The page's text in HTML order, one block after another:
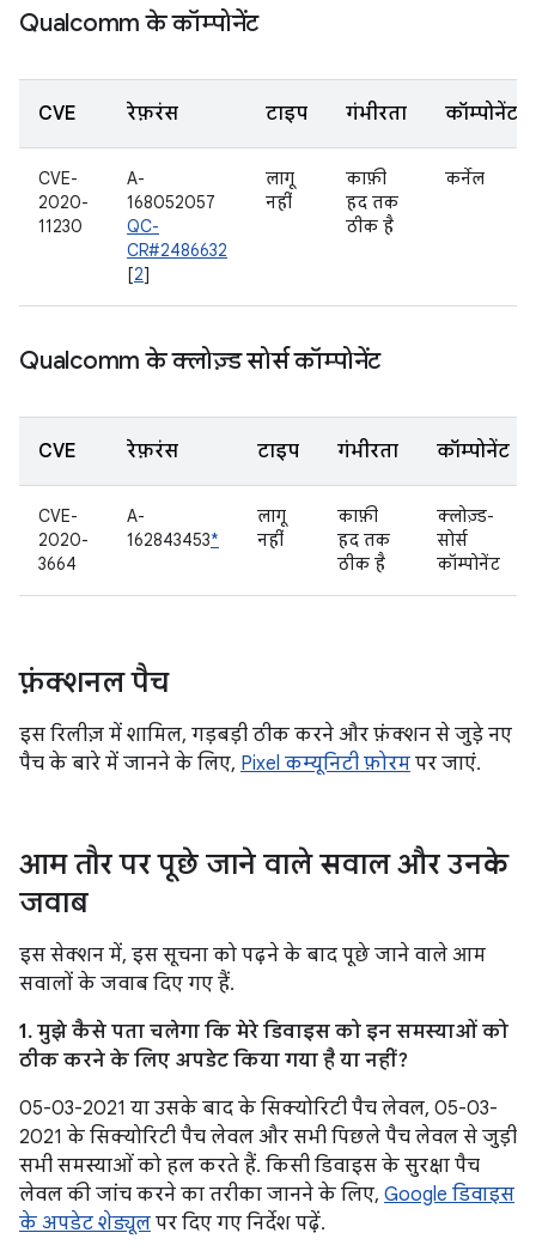
Qualcomm के कॉम्पोनेंट
CVE रेफ़रंस टाइप गंभीरता कॉम्पोनेंट
CVE-
2020-
11230
A-
168052057
QC-
CR#2486632
[2]
लागू
नहीं
काफ़ी
हद तक
ठीक है
कर्नेल
Qualcomm के क्लोज़्ड सोर्स कॉम्पोनेंट
CVE रेफ़रंस टाइप गंभीरता कॉम्पोनेंट
CVE-
2020-
3664
A-
162843453*
लागू
नहीं
काफ़ी
हद तक
ठीक है
क्लोज़्ड-
सोर्स
कॉम्पोनेंट
फ़ंक्शनल पैच
इस रिलीज़ में शामिल, गड़बड़ी ठीक करने और फ़ंक्शन से जुड़े नए
पैच के बारे में जानने के लिए, Pixel कम्यूनिटी फ़ोरम पर जाएं.
आम तौर पर पूछे जाने वाले सवाल और उनके
जवाब
इस सेक्शन में, इस सूचना को पढ़ने के बाद पूछे जाने वाले आम
सवालों के जवाब दिए गए हैं.
1. मुझे कैसे पता चलेगा कि मेरे डिवाइस को इन समस्याओं को
ठीक करने के लिए अपडेट किया गया है या नहीं?
05-03-2021 या उसके बाद के सिक्योरिटी पैच लेवल, 05-03-
2021 के सिक्योरिटी पैच लेवल और सभी पिछले पैच लेवल से जुड़ी
सभी समस्याओं को हल करते हैं. किसी डिवाइस के सुरक्षा पैच
लेवल की जांच करने का तरीका जानने के लिए, Google डिवाइस
के अपडेट शेड्यूल पर दिए गए निर्देश पढ़ें.